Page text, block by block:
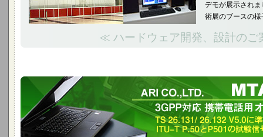
デモが展示され
術展のブースの
≪ ハードウェア開発、設計の
TS 26.131/ 26.132 V5.0に準拠、ITU-T P.50とP501の試験信号、Windows
フィルタ、重み付け